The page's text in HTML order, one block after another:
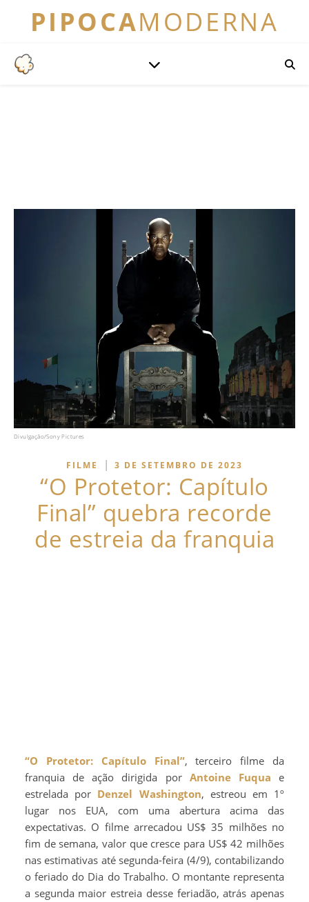
PIPOCAMODERNA
Divulgação/Sony Pictures
FILME | 3 DE SETEMBRO DE 2023
“O Protetor: Capítulo
Final” quebra recorde
de estreia da franquia
“O Protetor: Capítulo Final”, terceiro filme da
franquia de ação dirigida por Antoine Fuqua e
estrelada por Denzel Washington, estreou em 1º
lugar nos EUA, com uma abertura acima das
expectativas. O filme arrecadou US$ 35 milhões no
fim de semana, valor que cresce para US$ 42 milhões
nas estimativas até segunda-feira (4/9), contabilizando
o feriado do Dia do Trabalho. O montante representa
a segunda maior estreia desse feriadão, atrás apenas